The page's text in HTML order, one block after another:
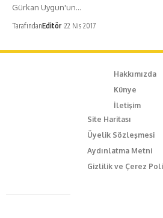
Gürkan Uygun'un…
TarafındanEditör 22 Nis 2017
Hakkımızda
Künye
İletişim
Site Haritası
Üyelik Sözleşmesi
Aydınlatma Metni
Gizlilik ve Çerez
Caferağa Mah. Dr. Şakir Paşa